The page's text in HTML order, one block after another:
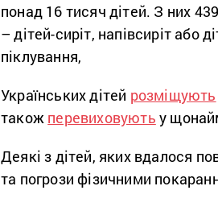
понад 16 тисяч дітей. З них
– дітей-сиріт, напівсиріт або
піклування,
Українських дітей розміщують
також перевиховують у
Деякі з дітей, яких вдалося
та погрози фізичними